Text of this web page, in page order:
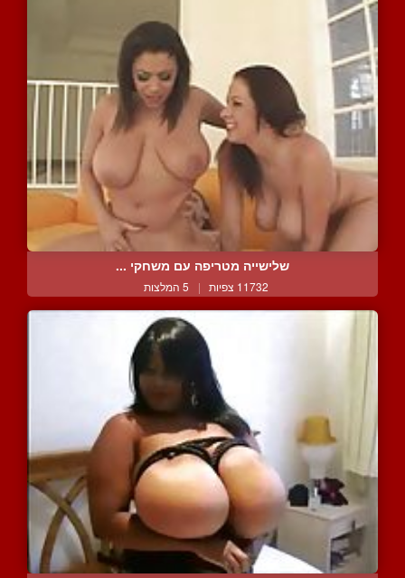
שלישייה מטריפה עם משחקי ...
11732 צפיות | 5 המלצות